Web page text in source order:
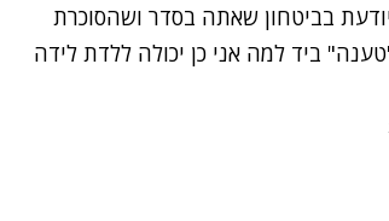
בביטחון שאתה בסדר ושהסוכרת
ביד למה אני כן יכולה ללדת לידה